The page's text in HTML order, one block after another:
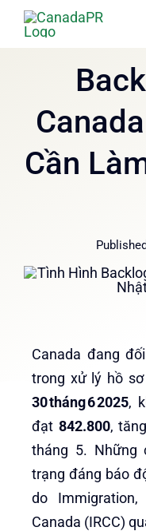
Skip
Trang chủ
Dịch vụ
Về chúng tôi
Hướng dẫn
Trang chủ
Dịch vụ
Về chúng tôi
Hướng dẫn
Cần
Canada đang
trong xử lý hồ
30 tháng 6 2025,
đạt 842.800, tăng
tháng 5. Những
trạng đáng báo
do Immigration,
Canada (IRCC)